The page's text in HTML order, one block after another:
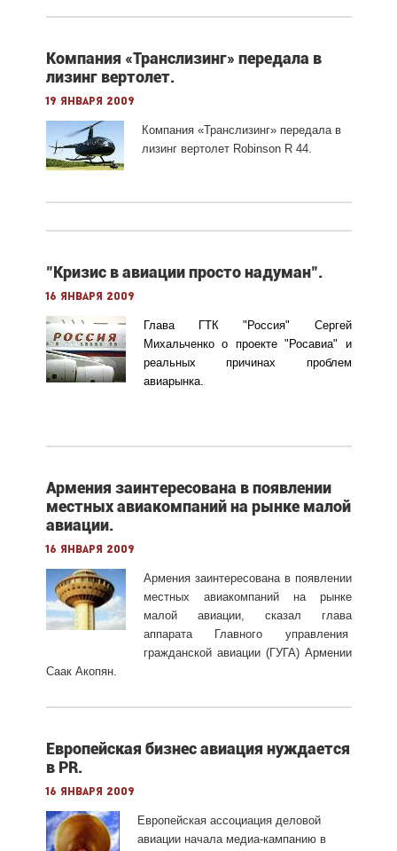
Компания «Транслизинг» передала в
лизинг вертолет.
19 января 2009
Компания «Транслизинг» передала в
лизинг вертолет Robinson R 44.
"Кризис в авиации просто надуман".
16 января 2009
Глава ГТК "Россия" Сергей
Михальченко о проекте "Росавиа" и
реальных причинах проблем
авиарынка.
Армения заинтересована в появлении
местных авиакомпаний на рынке малой
авиации.
16 января 2009
Армения заинтересована в появлении
местных авиакомпаний на рынке
малой авиации, сказал глава
аппарата Главного управления
гражданской авиации (ГУГА) Армении
Саак Акопян.
Европейская бизнес авиация нуждается
в PR.
16 января 2009
Европейская ассоциация деловой
авиации начала медиа-кампанию в